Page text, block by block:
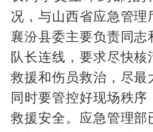
况，与山西省应急管理
襄汾县委主要负责同志
队长连线，要求尽快核
救援和伤员救治，尽最
同时要管控好现场秩
救援安全。应急管理部